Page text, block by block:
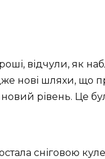
відчули, як
нові шляхи, що
новий рівень. Це
сніговою